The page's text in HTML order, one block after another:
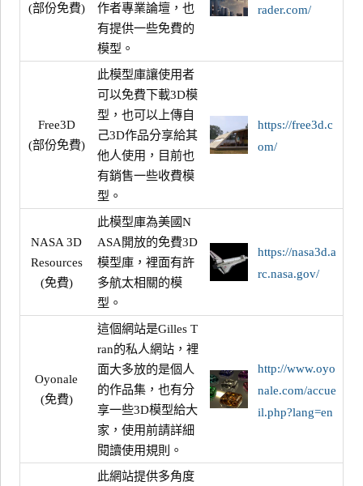
(部份免費)
作者專業論壇，也
有提供一些免費的
模型。
rader.com/
Free3D
(部份免費)
此模型庫讓使用者
可以免費下載3D模
型，也可以上傳自
己3D作品分享給其
他人使用，目前也
有銷售一些收費模
型。
https://free3d.c
om/
NASA 3D
Resources
(免費)
此模型庫為美國N
ASA開放的免費3D
模型庫，裡面有許
多航太相關的模
型。
https://nasa3d.a
rc.nasa.gov/
Oyonale
(免費)
這個網站是Gilles T
ran的私人網站，裡
面大多放的是個人
的作品集，也有分
享一些3D模型給大
家，使用前請詳細
閱讀使用規則。
http://www.oyo
nale.com/accue
il.php?lang=en
此網站提供多角度